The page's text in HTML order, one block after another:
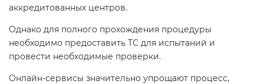
аккредитованных центров.
Однако для полного прохождения процедуры
необходимо предоставить ТС для испытаний и
провести необходимые проверки.
Онлайн-сервисы значительно упрощают процесс,